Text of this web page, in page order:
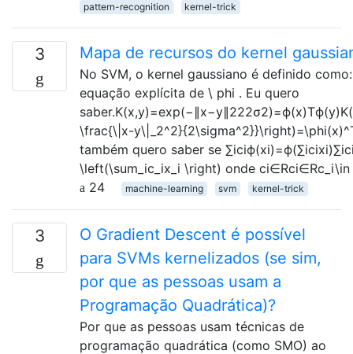
pattern-recognition
kernel-trick
3 Mapa de recursos do kernel
No SVM, o kernel gaussiano é definido
equação explícita de \ phi . Eu quero
\frac{\|x-
também quero saber se
\left(\sum_ic_ix_i \right) onde
24
machine-learning svm kernel-trick
3
O Gradient Descent é possível
para SVMs kernelizados (se sim,
por que as pessoas usam a
Programação Quadrática)?
Por que as pessoas usam técnicas de
programação quadrática (como SMO) ao